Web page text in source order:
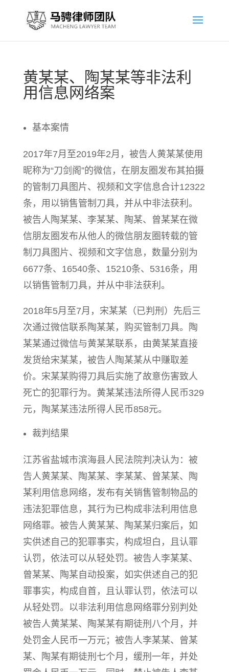
黄某某、陶某某等非法利
用信息网络案
基本案情
2017年7月至2019年2月，被告人黄某某使用
昵称为“刀剑阁”的微信，在朋友圈发布其拍摄
的管制刀具图片、视频和文字信息合计12322
条，用以销售管制刀具，并从中非法获利。
被告人陶某某、李某某、陶某、曾某某在微
信朋友圈发布从他人的微信朋友圈转载的管
制刀具图片、视频和文字信息，数量分别为
6677条、16540条、15210条、5316条，用
以销售管制刀具，并从中非法获利。
2018年5月至7月，宋某某（已判刑）先后三
次通过微信联系陶某某，购买管制刀具。陶
某某通过微信与黄某某联系，由黄某某直接
发货给宋某某，被告人陶某某从中赚取差
价。宋某某购得刀具后实施了故意伤害致人
死亡的犯罪行为。黄某某违法所得人民币329
元，陶某某违法所得人民币858元。
裁判结果
江苏省盐城市滨海县人民法院判决认为：被
告人黄某某、陶某某、李某某、曾某某、陶
某利用信息网络，发布有关销售管制物品的
违法犯罪信息，其行为已构成非法利用信息
网络罪。被告人黄某某、陶某某归案后，如
实供述自己的犯罪事实，构成坦白，且认罪
认罚，依法可以从轻处罚。被告人李某某、
曾某某、陶某自动投案，如实供述自己的犯
罪事实，构成自首，且认罪认罚，依法可以
从轻处罚。以非法利用信息网络罪分别判处
被告人黄某某、陶某某有期徒刑八个月，并
处罚金人民币一万元；被告人李某某、曾某
某、陶某有期徒刑七个月，缓刑一年，并处